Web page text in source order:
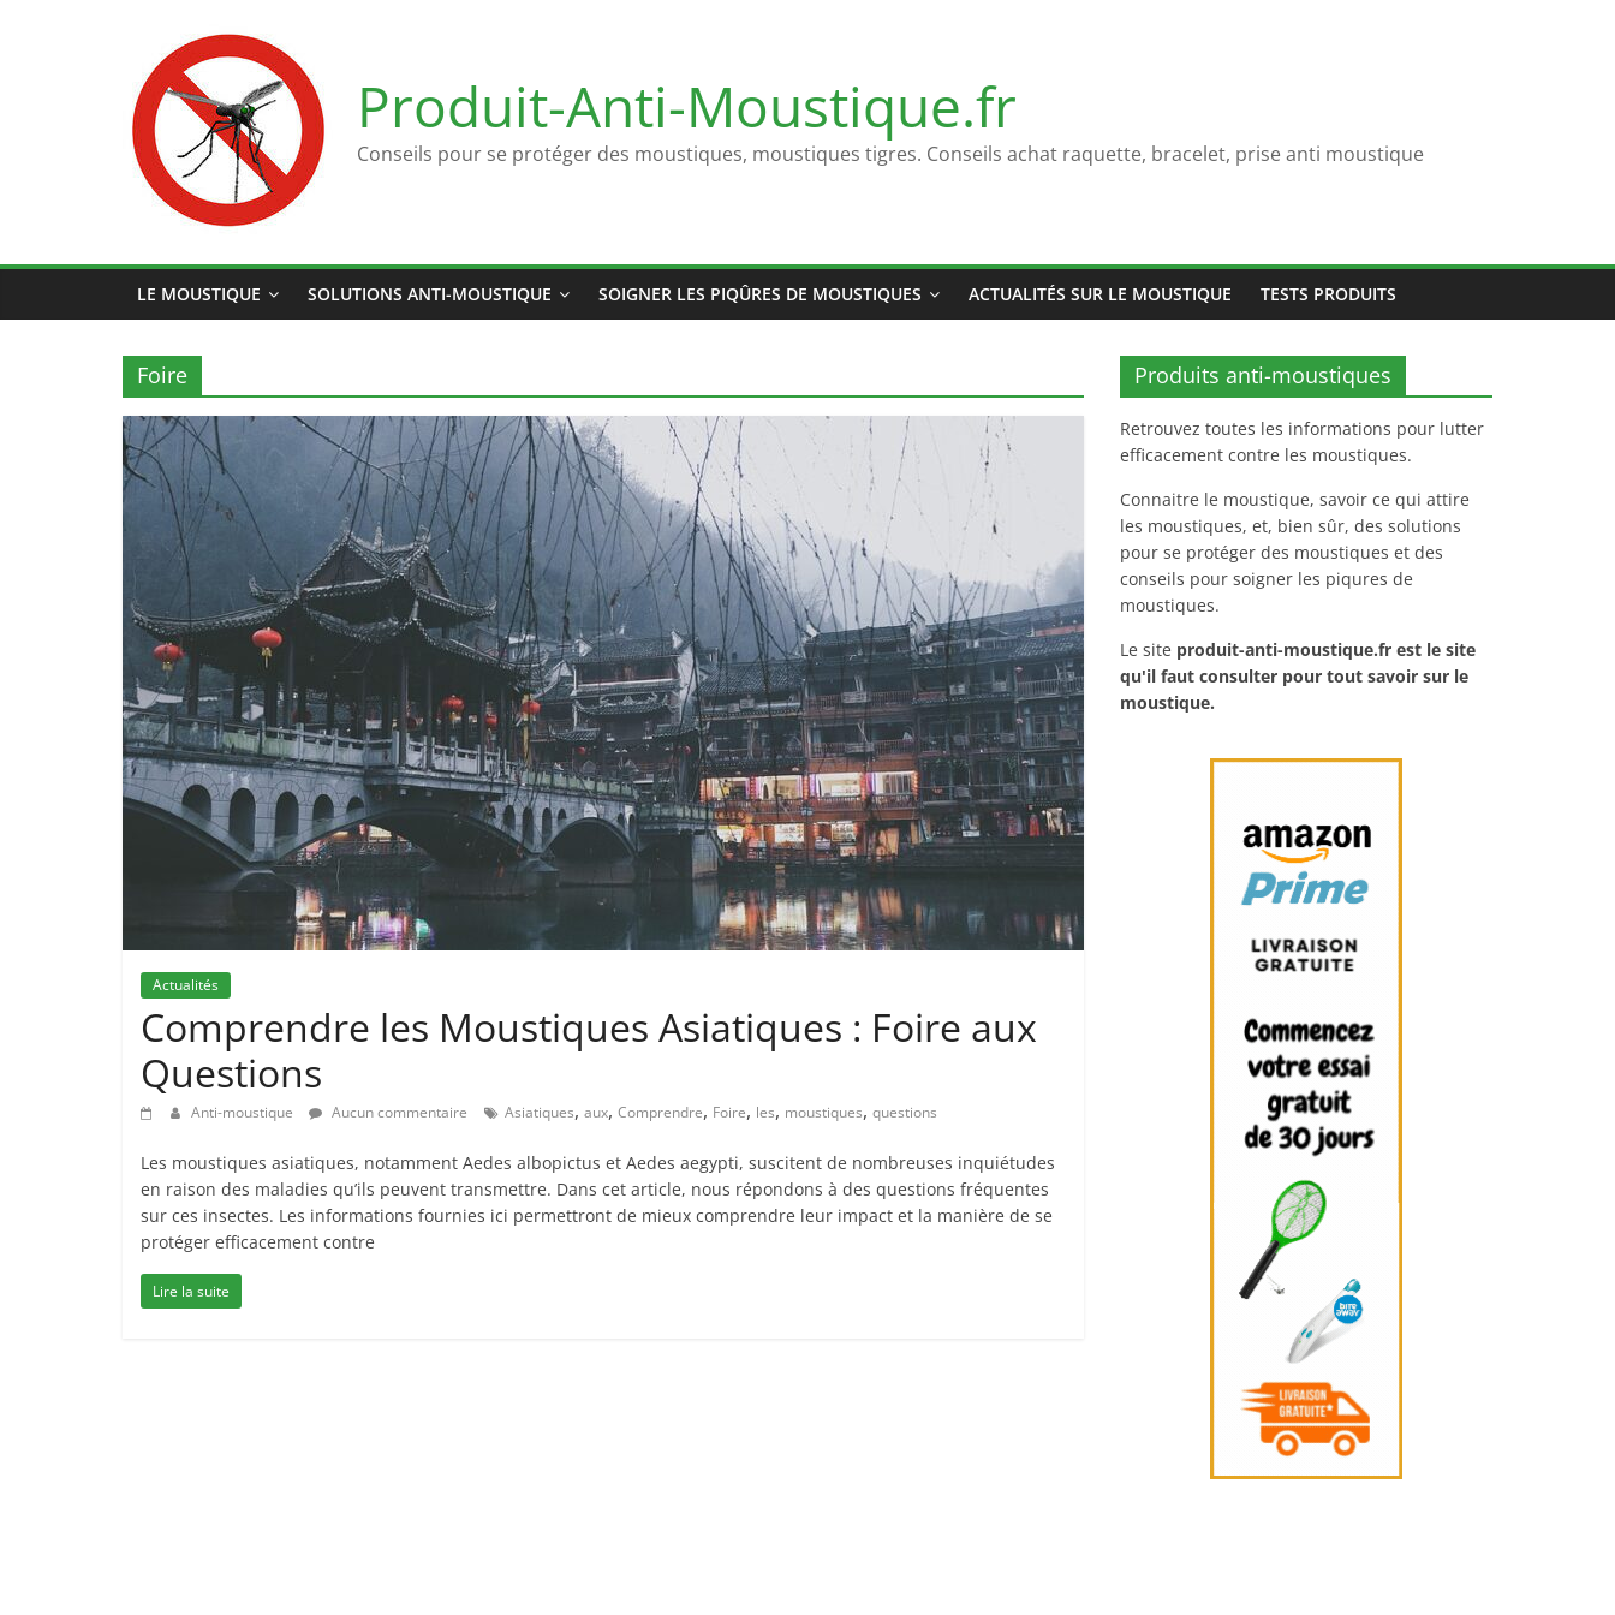
Produit-Anti-Moustique.fr
Conseils pour se protéger des moustiques, moustiques tigres. Conseils achat raquette, bracelet, prise anti moustique
LE MOUSTIQUE SOLUTIONS ANTI-MOUSTIQUE SOIGNER LES PIQÛRES DE MOUSTIQUES ACTUALITÉS SUR LE MOUSTIQUE TESTS PRODUITS
Foire
Actualités
Comprendre les Moustiques Asiatiques : Foire aux
Questions
Anti-moustique Aucun commentaire Asiatiques, aux, Comprendre, Foire, les, moustiques, questions
Les moustiques asiatiques, notamment Aedes albopictus et Aedes aegypti, suscitent de nombreuses inquiétudes
en raison des maladies qu’ils peuvent transmettre. Dans cet article, nous répondons à des questions fréquentes
sur ces insectes. Les informations fournies ici permettront de mieux comprendre leur impact et la manière de se
protéger efficacement contre
Lire la suite
Produits anti-moustiques
Retrouvez toutes les informations pour lutter
efficacement contre les moustiques.
Connaitre le moustique, savoir ce qui attire
les moustiques, et, bien sûr, des solutions
pour se protéger des moustiques et des
conseils pour soigner les piqures de
moustiques.
Le site produit-anti-moustique.fr est le site
qu'il faut consulter pour tout savoir sur le
moustique.